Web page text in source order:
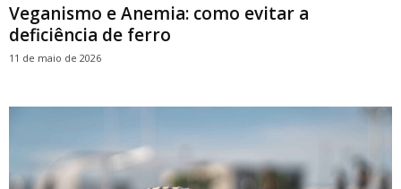
Veganismo e Anemia: como evitar a
deficiência de ferro
11 de maio de 2026